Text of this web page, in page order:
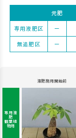
元肥
専用液肥区
ー
無追肥区
ー
液肥施用開始前
専用液
肥
観葉植
物用